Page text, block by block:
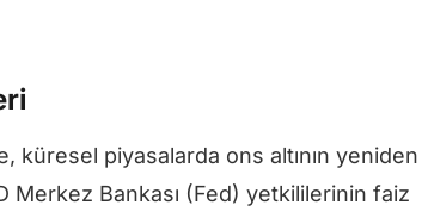
küresel piyasalarda ons altının yeniden
Merkez Bankası (Fed) yetkililerinin faiz